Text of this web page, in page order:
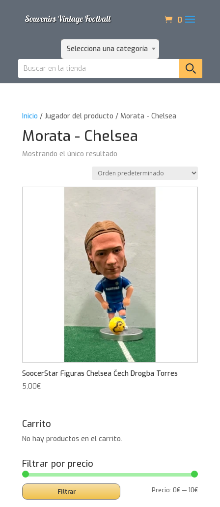
0
Selecciona una categoría
Inicio / Jugador del producto / Morata - Chelsea
Morata - Chelsea
Mostrando el único resultado
SoocerStar Figuras Chelsea Čech Drogba Torres
5,00€
Carrito
No hay productos en el carrito.
Filtrar por precio
Precio
Precio
Filtrar Precio:0€ —10€